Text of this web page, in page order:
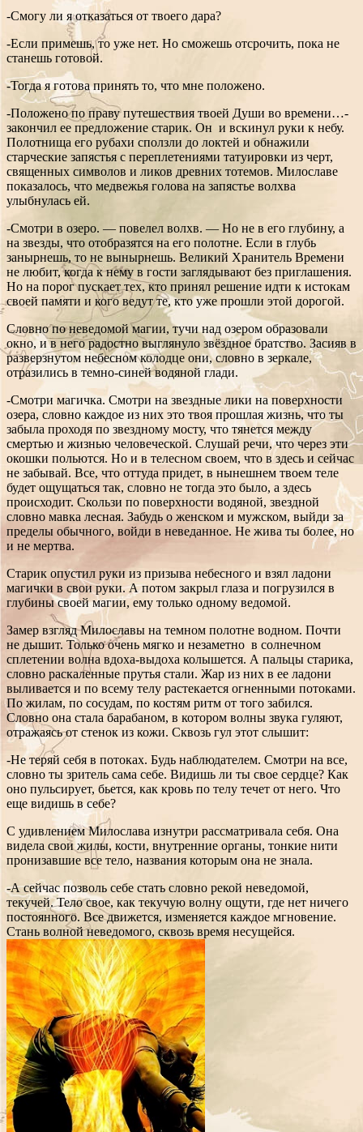
-Смогу ли я отказаться от твоего дара?
-Если примешь, то уже нет. Но сможешь отсрочить, пока не
станешь готовой.
-Тогда я готова принять то, что мне положено.
-Положено по праву путешествия твоей Души во времени…-
закончил ее предложение старик. Он и вскинул руки к небу.
Полотнища его рубахи сползли до локтей и обнажили
старческие запястья с переплетениями татуировки из черт,
священных символов и ликов древних тотемов. Милославе
показалось, что медвежья голова на запястье волхва
улыбнулась ей.
-Смотри в озеро. — повелел волхв. — Но не в его глубину, а
на звезды, что отобразятся на его полотне. Если в глубь
занырнешь, то не вынырнешь. Великий Хранитель Времени
не любит, когда к нему в гости заглядывают без приглашения.
Но на порог пускает тех, кто принял решение идти к истокам
своей памяти и кого ведут те, кто уже прошли этой дорогой.
Словно по неведомой магии, тучи над озером образовали
окно, и в него радостно выглянуло звёздное братство. Засияв в
разверзнутом небесном колодце они, словно в зеркале,
отразились в темно-синей водяной глади.
-Смотри магичка. Смотри на звездные лики на поверхности
озера, словно каждое из них это твоя прошлая жизнь, что ты
забыла проходя по звездному мосту, что тянется между
смертью и жизнью человеческой. Слушай речи, что через эти
окошки польются. Но и в телесном своем, что в здесь и сейчас
не забывай. Все, что оттуда придет, в нынешнем твоем теле
будет ощущаться так, словно не тогда это было, а здесь
происходит. Скользи по поверхности водяной, звездной
словно мавка лесная. Забудь о женском и мужском, выйди за
пределы обычного, войди в неведанное. Не жива ты более, но
и не мертва.
Старик опустил руки из призыва небесного и взял ладони
магички в свои руки. А потом закрыл глаза и погрузился в
глубины своей магии, ему только одному ведомой.
Замер взгляд Милославы на темном полотне водном. Почти
не дышит. Только очень мягко и незаметно в солнечном
сплетении волна вдоха-выдоха колышется. А пальцы старика,
словно раскаленные прутья стали. Жар из них в ее ладони
выливается и по всему телу растекается огненными потоками.
По жилам, по сосудам, по костям ритм от того забился.
Словно она стала барабаном, в котором волны звука гуляют,
отражаясь от стенок из кожи. Сквозь гул этот слышит:
-Не теряй себя в потоках. Будь наблюдателем. Смотри на все,
словно ты зритель сама себе. Видишь ли ты свое сердце? Как
оно пульсирует, бьется, как кровь по телу течет от него. Что
еще видишь в себе?
С удивлением Милослава изнутри рассматривала себя. Она
видела свои жилы, кости, внутренние органы, тонкие нити
пронизавшие все тело, названия которым она не знала.
-А сейчас позволь себе стать словно рекой неведомой,
текучей. Тело свое, как текучую волну ощути, где нет ничего
постоянного. Все движется, изменяется каждое мгновение.
Стань волной неведомого, сквозь время несущейся.